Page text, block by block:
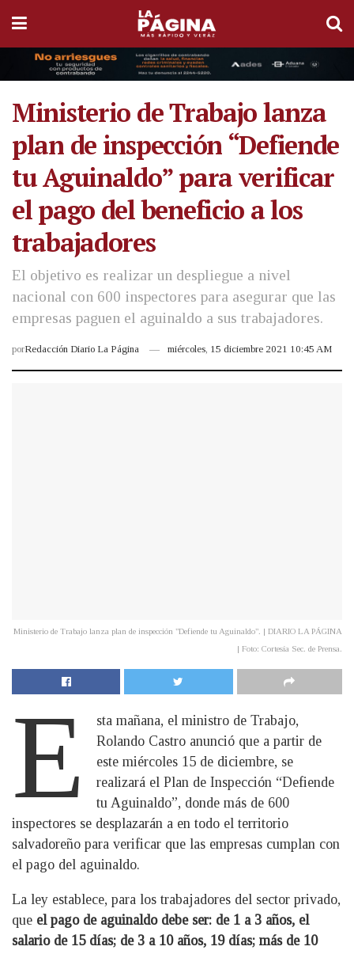
Ministerio de Trabajo lanza
plan de inspección “Defiende
tu Aguinaldo” para verificar
el pago del beneficio a los
trabajadores
El objetivo es realizar un despliegue a nivel
nacional con 600 inspectores para asegurar que las
empresas paguen el aguinaldo a sus trabajadores.
porRedacción Diario La Página miércoles, 15 diciembre 2021 10:45 AM
Ministerio de Trabajo lanza plan de inspección "Defiende tu Aguinaldo". | DIARIO LA PÁGINA
| Foto: Cortesía Sec. de Prensa.
E
sta mañana, el ministro de Trabajo,
Rolando Castro anunció que a partir de
este miércoles 15 de diciembre, se
realizará el Plan de Inspección “Defiende
tu Aguinaldo”, donde más de 600
inspectores se desplazarán a en todo el territorio
salvadoreño para verificar que las empresas cumplan con
el pago del aguinaldo.
La ley establece, para los trabajadores del sector privado,
que el pago de aguinaldo debe ser: de 1 a 3 años, el
salario de 15 días; de 3 a 10 años, 19 días; más de 10